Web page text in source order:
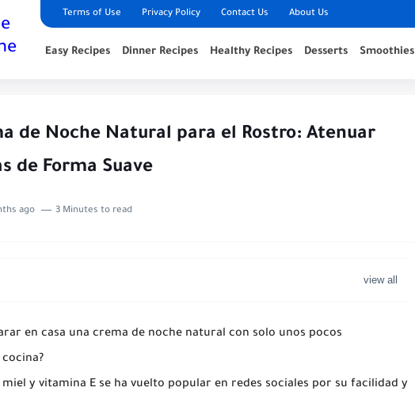
Terms of Use Privacy Policy Contact Us About Us
Easy Recipes Dinner Recipes Healthy Recipes Desserts Smoothies
de Noche Natural para el Rostro: Atenuar
de Forma Suave
ago 3 Minutes to read
en casa una crema de noche natural con solo unos pocos
y vitamina E se ha vuelto popular en redes sociales por su facilidad y